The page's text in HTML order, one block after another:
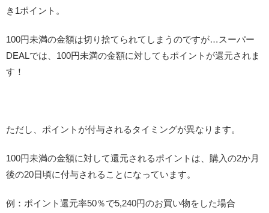
き1ポイント。
100円未満の金額は切り捨てられてしまうのですが…スーパー
DEALでは、100円未満の金額に対してもポイントが還元されま
す！
ただし、ポイントが付与されるタイミングが異なります。
100円未満の金額に対して還元されるポイントは、購入の2か月
後の20日頃に付与されることになっています。
例：ポイント還元率50％で5,240円のお買い物をした場合